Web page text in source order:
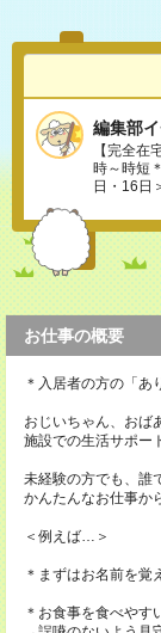
編集部
【完全在
時～時短
日・16日
お仕事の概要
＊入居者の方の「あ
おじいちゃん、おば
施設での生活サポー
未経験の方でも、誰
かんたんなお仕事か
＜例えば…＞
＊まずはお名前を覚
＊お食事を食べやす